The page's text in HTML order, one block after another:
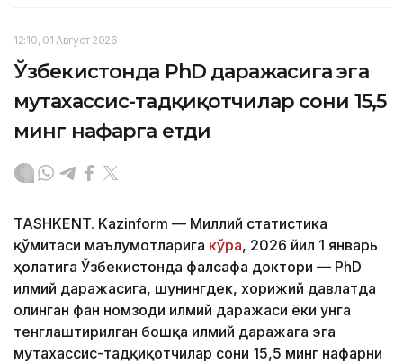
12:10, 01 Август 2026
Ўзбекистонда PhD даражасига эга
мутахассис-тадқиқотчилар сони 15,5
минг нафарга етди
TASHKENT. Kazinform — Миллий статистика
қўмитаси маълумотларига кўра, 2026 йил 1 январь
ҳолатига Ўзбекистонда фалсафа доктори — PhD
илмий даражасига, шунингдек, хорижий давлатда
олинган фан номзоди илмий даражаси ёки унга
тенглаштирилган бошқа илмий даражага эга
мутахассис-тадқиқотчилар сони 15,5 минг нафарни